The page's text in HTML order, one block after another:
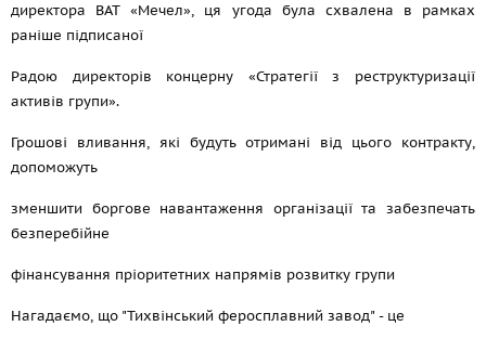
директора ВАТ «Мечел», ця угода була схвалена в рамках
раніше підписаної
Радою директорів концерну «Стратегії з реструктуризації
активів групи».
Грошові вливання, які будуть отримані від цього контракту,
допоможуть
зменшити боргове навантаження організації та забезпечать
безперебійне
фінансування пріоритетних напрямів розвитку групи
Нагадаємо, що "Тихвінський феросплавний завод" - це